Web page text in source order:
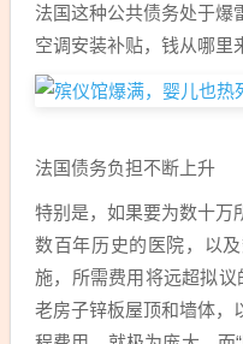
法国这种公共债务处于爆
空调安装补贴，钱从哪里
法国债务负担不断上升
特别是，如果要为数十万
数百年历史的医院，以
施，所需费用将远超拟
老房子锌板屋顶和墙体，